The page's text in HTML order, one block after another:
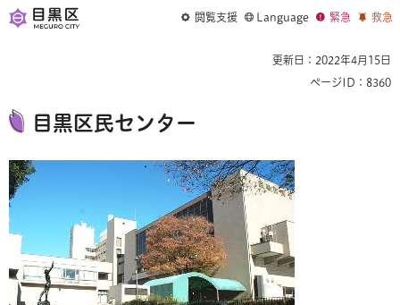
閲覧支援 Language 緊急 救急
更新日：2022年4月15日
ページID：8360
目黒区民センター